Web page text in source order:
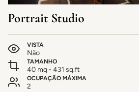
Portrait Studio
VISTA
Não
TAMANHO
40 mq - 431 sq.ft
OCUPAÇÃO MÁXIMA
2